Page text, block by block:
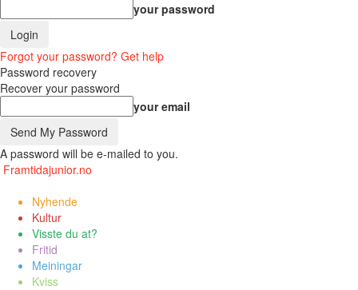
your password
Forgot your password? Get help
Password recovery
Recover your password
your email
A password will be e-mailed to you.
Framtidajunior.no
Nyhende
Kultur
Visste du at?
Fritid
Meiningar
Kviss